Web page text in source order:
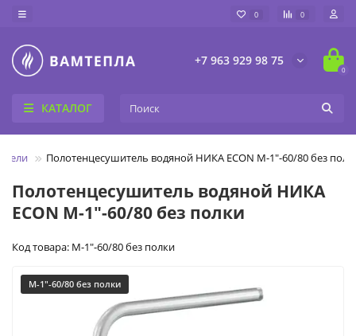
0 0
+7 963 929 98 75
0
КАТАЛОГ
Полотенцесушитель водяной НИКА ECON М-1"-60/80 без
Полотенцесушитель водяной НИКА
ECON М-1"-60/80 без полки
Код товара: М-1"-60/80 без полки
М-1"-60/80 без полки